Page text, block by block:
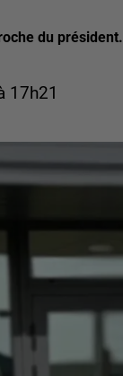
du président.
17h21